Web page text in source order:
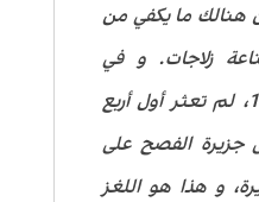
هنالك ما يكفي من
زلاجات. و في
الواقع أنه في القرن 18، لم تعثر أول أربع
جزيرة الفصح على
و هذا هو اللغز